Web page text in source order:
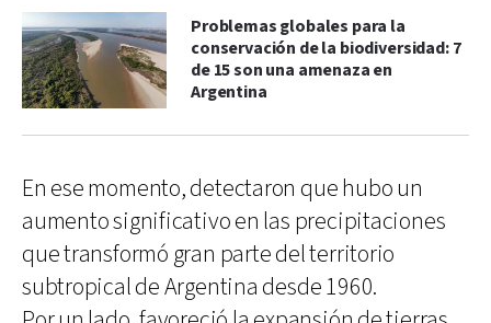
Problemas globales para la
conservación de la biodiversidad: 7
de 15 son una amenaza en
Argentina
En ese momento, detectaron que hubo un
aumento significativo en las precipitaciones
que transformó gran parte del territorio
subtropical de Argentina desde 1960.